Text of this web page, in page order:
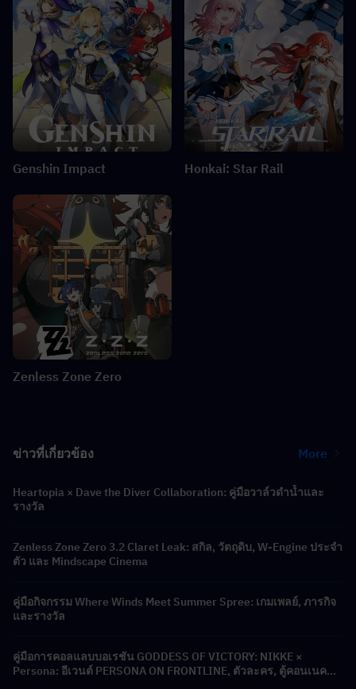
Genshin Impact Honkai: Star Rail
Zenless Zone Zero
ข่าวที่เกี่ยวข้อง More
Heartopia × Dave the Diver Collaboration: คู่มือวาล์วดำน้ำและ
รางวัล
Zenless Zone Zero 3.2 Claret Leak: สกิล, วัตถุดิบ, W-Engine ประจำ
ตัว และ Mindscape Cinema
คู่มือกิจกรรม Where Winds Meet Summer Spree: เกมเพลย์, ภารกิจ
และรางวัล
คู่มือการคอลแลบบอเรชัน GODDESS OF VICTORY: NIKKE ×
Persona: อีเวนต์ PERSONA ON FRONTLINE, ตัวละคร, ตู้คอนเนคชั่น